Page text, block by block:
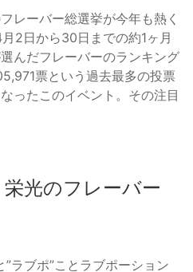
レーバー総選挙が今年も熱く
2日から30日までの約1ヶ月
んだフレーバーのランキング
票という過去最多の投票
ったこのイベント。その注目
光のフレーバー
ラブポ”ことラブポーション